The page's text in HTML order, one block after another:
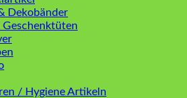
Dekobänder
/ Hygiene Artikeln